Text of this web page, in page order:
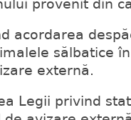
provenit din
acordarea
sălbatice
externă.
Legii privind